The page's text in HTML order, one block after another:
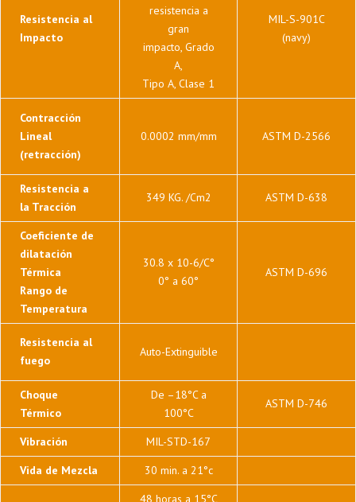
Resistencia al
Impacto
resistencia a
gran
impacto, Grado
A,
Tipo A, Clase 1
MIL-S-901C
(navy)
Contracción
Lineal
(retracción)
0.0002 mm/mm ASTM D-2566
Resistencia a
la Tracción
349 KG. /Cm2 ASTM D-638
Coeficiente de
dilatación
Térmica
Rango de
Temperatura
30.8 x 10-6/C°
0° a 60°
ASTM D-696
Resistencia al
fuego
Auto-Extinguible
Choque
Térmico
De –18°C a
100°C
ASTM D-746
Vibración
MIL-STD-167
Vida de Mezcla
30 min. a 21°c
48 horas a 15°C